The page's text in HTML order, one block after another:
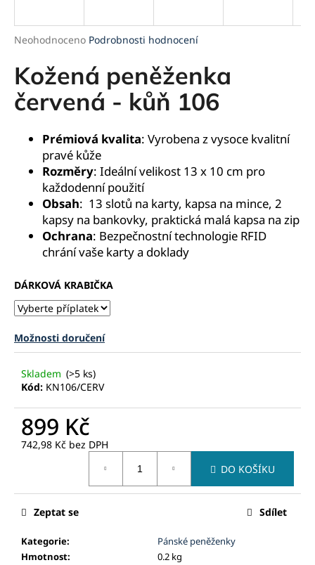
Průměrné
produktu
je
0,0
z
hvězdiček.
Neohodnoceno Podrobnosti hodnocení
Kožená peněženka
červená - kůň 106
Prémiová kvalita: Vyrobena z vysoce kvalitní
pravé kůže
Rozměry: Ideální velikost 13 x 10 cm pro
každodenní použití
Obsah: 13 slotů na karty, kapsa na mince, 2
kapsy na bankovky, praktická malá kapsa na zip
Ochrana: Bezpečnostní technologie RFID
chrání vaše karty a doklady
DÁRKOVÁ KRABIČKA
Možnosti doručení
Skladem (>5 ks)
Kód: KN106/CERV
899 Kč
742,98 Kč bez DPH
DO KOŠÍKU
Kategorie:
Pánské peněženky
Hmotnost:
0.2 kg
Zeptat se Sdílet
j
t
?
HLEDAT
r
u
č
u
j
m